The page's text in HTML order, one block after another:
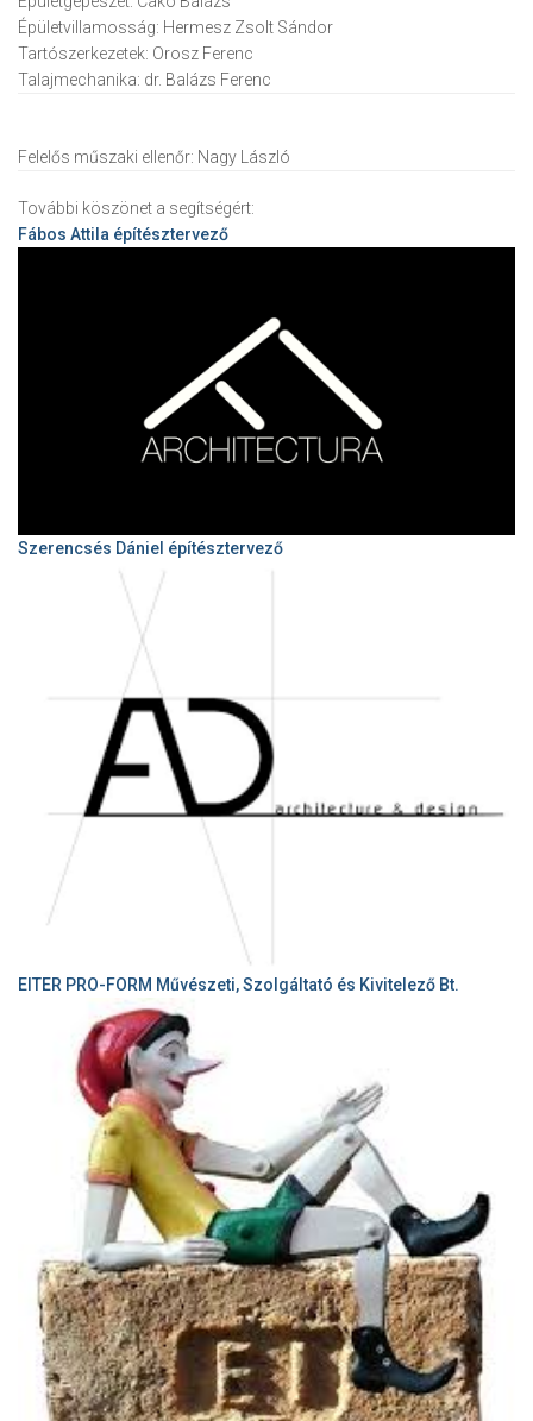
Épületvillamosság: Hermesz Zsolt Sándor
Tartószerkezetek: Orosz Ferenc
Talajmechanika: dr. Balázs Ferenc
Felelős műszaki ellenőr: Nagy László
További köszönet a segítségért:
Fábos Attila építésztervező
Szerencsés Dániel építésztervező
EITER PRO-FORM Művészeti, Szolgáltató és Kivitelező Bt.